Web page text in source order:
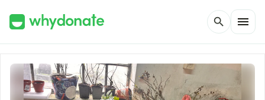
search menu